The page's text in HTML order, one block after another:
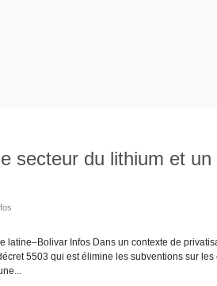
secteur du lithium et un
latine–Bolivar Infos Dans un contexte de
5503 qui est élimine les subventions sur les